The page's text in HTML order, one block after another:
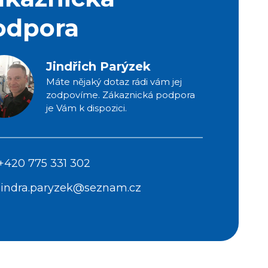
Jindřich Parýzek
Máte nějaký dotaz rádi vám jej
zodpovíme. Zákaznická podpora
je Vám k dispozici.
775 331 302